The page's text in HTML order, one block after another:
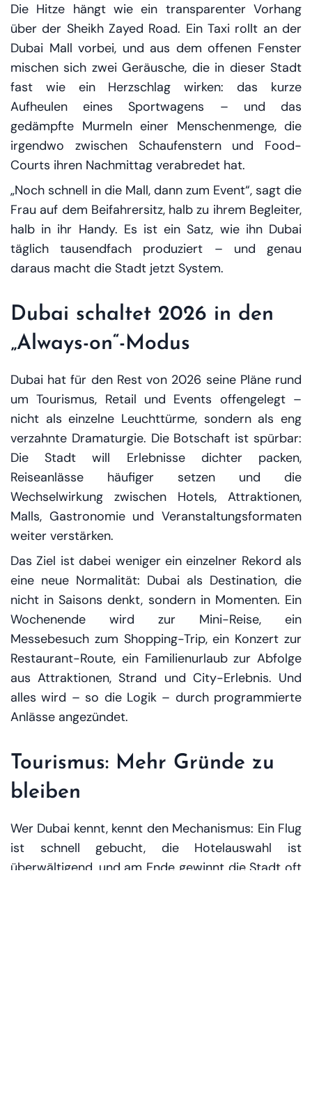
Die Hitze hängt wie ein transparenter Vorhang
über der Sheikh Zayed Road. Ein Taxi rollt an der
Dubai Mall vorbei, und aus dem offenen Fenster
mischen sich zwei Geräusche, die in dieser Stadt
fast wie ein Herzschlag wirken: das kurze
Aufheulen eines Sportwagens – und das
gedämpfte Murmeln einer Menschenmenge, die
irgendwo zwischen Schaufenstern und Food-
Courts ihren Nachmittag verabredet hat.
„Noch schnell in die Mall, dann zum Event“, sagt die
Frau auf dem Beifahrersitz, halb zu ihrem Begleiter,
halb in ihr Handy. Es ist ein Satz, wie ihn Dubai
täglich tausendfach produziert – und genau
daraus macht die Stadt jetzt System.
Dubai schaltet 2026 in den
„Always-on“-Modus
Dubai hat für den Rest von 2026 seine Pläne rund
um Tourismus, Retail und Events offengelegt –
nicht als einzelne Leuchttürme, sondern als eng
verzahnte Dramaturgie. Die Botschaft ist spürbar:
Die Stadt will Erlebnisse dichter packen,
Reiseanlässe häufiger setzen und die
Wechselwirkung zwischen Hotels, Attraktionen,
Malls, Gastronomie und Veranstaltungsformaten
weiter verstärken.
Das Ziel ist dabei weniger ein einzelner Rekord als
eine neue Normalität: Dubai als Destination, die
nicht in Saisons denkt, sondern in Momenten. Ein
Wochenende wird zur Mini-Reise, ein
Messebesuch zum Shopping-Trip, ein Konzert zur
Restaurant-Route, ein Familienurlaub zur Abfolge
aus Attraktionen, Strand und City-Erlebnis. Und
alles wird – so die Logik – durch programmierte
Anlässe angezündet.
Tourismus: Mehr Gründe zu
bleiben
Wer Dubai kennt, kennt den Mechanismus: Ein Flug
ist schnell gebucht, die Hotelauswahl ist
überwältigend, und am Ende gewinnt die Stadt oft